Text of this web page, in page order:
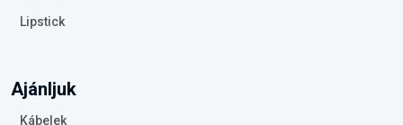
Lipstick
Ajánljuk
Kábelek